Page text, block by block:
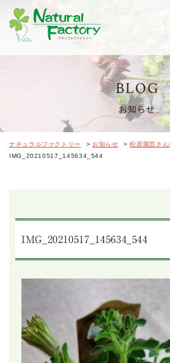
ナチュラル
BLOG
お知らせ
ナチュラルファクトリー > お知らせ >松原園芸さん
IMG_20210517_145634_544
IMG_20210517_145634_544